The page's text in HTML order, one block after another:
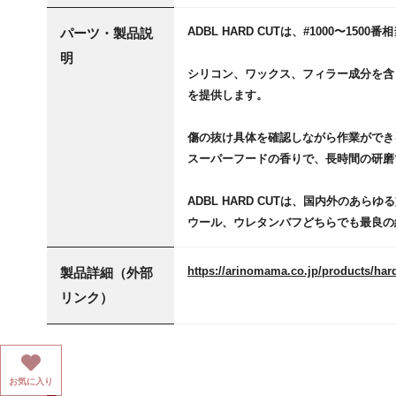
パーツ・製品説
明
ADBL HARD CUTは、#1000〜1500番
シリコン、ワックス、フィラー成分を
を提供します。
傷の抜け具体を確認しながら作業がで
スーパーフードの香りで、長時間の研
ADBL HARD CUTは、国内外のあらゆ
ウール、ウレタンバフどちらでも最良
製品詳細（外部
リンク）
https://arinomama.co.jp/products/
お気に入り